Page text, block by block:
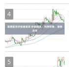
4
5